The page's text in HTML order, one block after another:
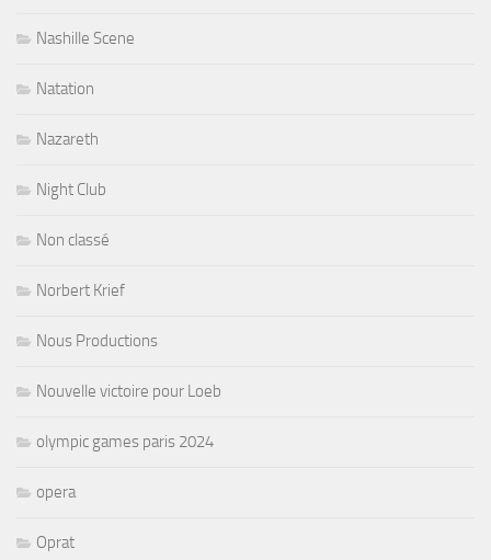
Nashille Scene
Natation
Nazareth
Night Club
Non classé
Norbert Krief
Nous Productions
Nouvelle victoire pour Loeb
olympic games paris 2024
opera
Oprat